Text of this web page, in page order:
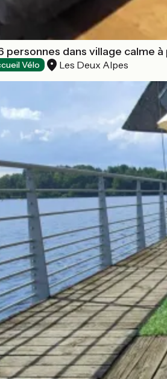
personnes dans village calme
Vélo Les Deux Alpes